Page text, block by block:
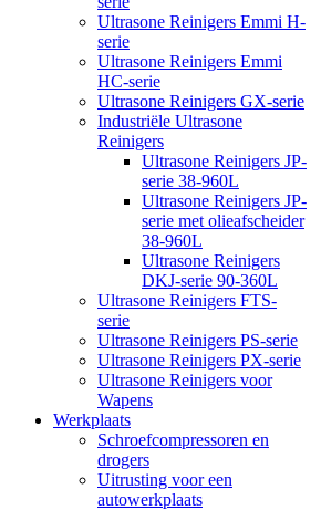
Ultrasone Reinigers Emmi H-
serie
Ultrasone Reinigers Emmi
HC-serie
Ultrasone Reinigers GX-serie
Industriële Ultrasone
Reinigers
Ultrasone Reinigers JP-
serie 38-960L
Ultrasone Reinigers JP-
serie met olieafscheider
38-960L
Ultrasone Reinigers
DKJ-serie 90-360L
Ultrasone Reinigers FTS-
serie
Ultrasone Reinigers PS-serie
Ultrasone Reinigers PX-serie
Ultrasone Reinigers voor
Wapens
Werkplaats
Schroefcompressoren en
drogers
Uitrusting voor een
autowerkplaats